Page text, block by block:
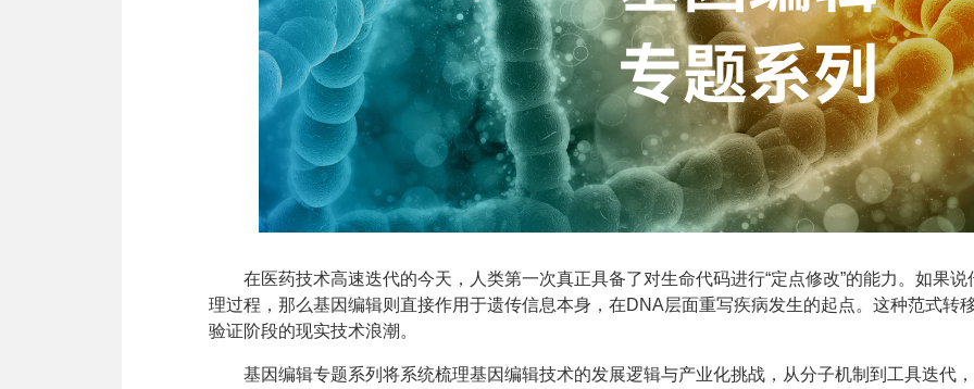
在医药技术高速迭代的今天，人类第一次真正具备了对生命代码进行“定点修改”的能力。如果
理过程，那么基因编辑则直接作用于遗传信息本身，在DNA层面重写疾病发生的起点。这种范式转
验证阶段的现实技术浪潮。
基因编辑专题系列将系统梳理基因编辑技术的发展逻辑与产业化挑战，从分子机制到工具迭代